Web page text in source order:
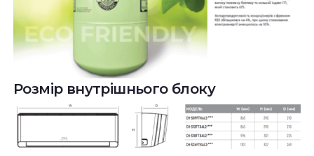
Розмір внутрішнього блоку